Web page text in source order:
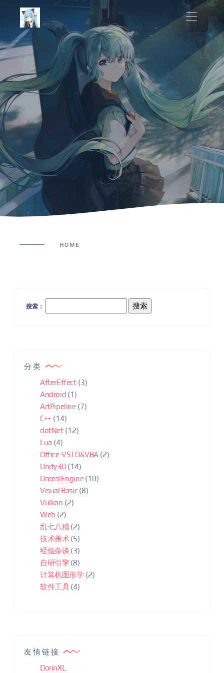
HOME
搜索：
分类
AfterEffect(3)
Android (1)
ArtPipeline (7)
C++ (14)
dotNet(12)
Lua (4)
Office-VSTO&VBA (2)
Unity3D(14)
UnrealEngine (10)
Visual Basic(8)
Vulkan (2)
Web (2)
乱七八糟(2)
技术美术(5)
经验杂谈 (3)
自研引擎 (8)
计算机图形学 (2)
软件工具(4)
友情链接
DorinXL